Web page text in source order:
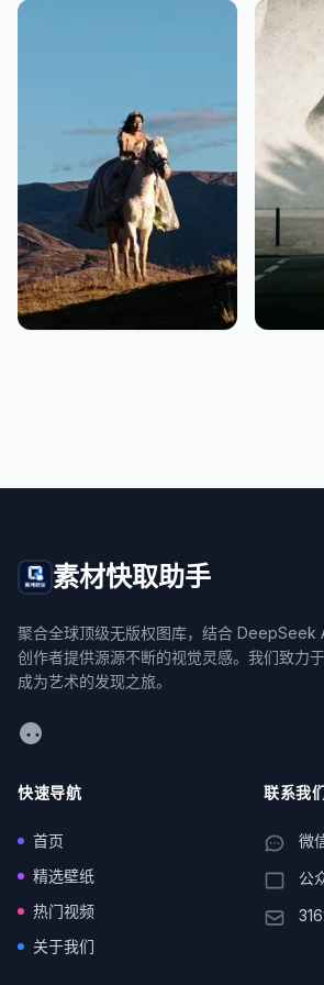
素材快取助手
聚合全球顶级无版权图库，结合 DeepSeek
创作者提供源源不断的视觉灵感。我们致力
成为艺术的发现之旅。
WeChat
快速导航
首页
精选壁纸
热门视频
关于我们
联系我
微
公